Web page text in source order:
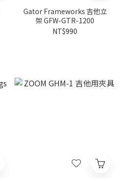
Gator Frameworks 吉他立
架 GFW-GTR-1200
NT$990